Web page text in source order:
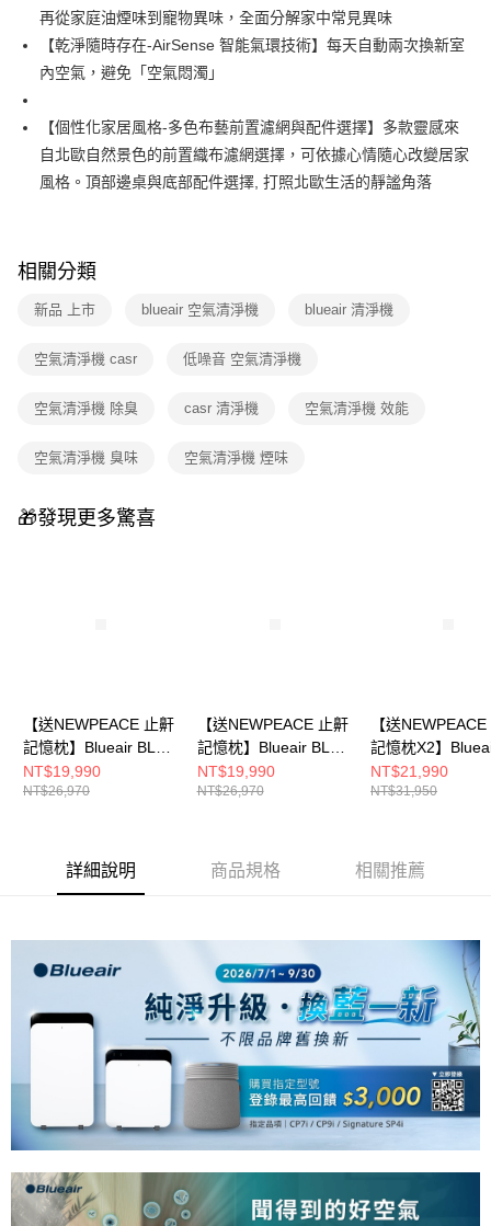
再從家庭油煙味到寵物異味，全面分解家中常見異味
【乾淨隨時存在-AirSense 智能氣環技術】每天自動兩次換新室
內空氣，避免「空氣悶濁」
【個性化家居風格-多色布藝前置濾網與配件選擇】多款靈感來
自北歐自然景色的前置織布濾網選擇，可依據心情隨心改變居家
風格。頂部邊桌與底部配件選擇, 打照北歐生活的靜謐角落
相關分類
新品 上市 blueair 空氣清淨機 blueair 清淨機
空氣清淨機 casr 低噪音 空氣清淨機
空氣清淨機 除臭 casr 清淨機 空氣清淨機 效能
空氣清淨機 臭味 空氣清淨機 煙味
🎁發現更多驚喜
【送NEWPEACE 止鼾
記憶枕】Blueair BLUE
SIGNATURE空氣清淨
機SP4i 晨曙灰
NT$19,990
NT$26,970
【送NEWPEACE 止鼾
記憶枕】Blueair BLUE
SIGNATURE空氣清淨
機SP4i 極夜藍
NT$19,990
NT$26,970
【送
記憶枕X2】
BLUE
氣清淨機SP4i 極
NT$21,990
NT$31,950
詳細說明 商品規格 相關推薦